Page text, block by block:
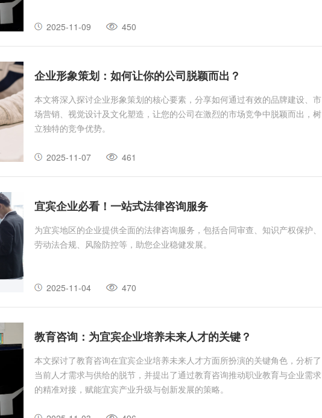
2025-11-09 450
企业形象策划：如何让你的公司脱颖而出？
本文将深入探讨企业形象策划的核心要素，分享如何通过有效的品牌建设、市
场营销、视觉设计及文化塑造，让您的公司在激烈的市场竞争中脱颖而出，树
立独特的竞争优势。
2025-11-07 461
宜宾企业必看！一站式法律咨询服务
为宜宾地区的企业提供全面的法律咨询服务，包括合同审查、知识产权保护、
劳动法合规、风险防控等，助您企业稳健发展。
2025-11-04 470
教育咨询：为宜宾企业培养未来人才的关键？
本文探讨了教育咨询在宜宾企业培养未来人才方面所扮演的关键角色，分析了
当前人才需求与供给的脱节，并提出了通过教育咨询推动职业教育与企业需求
的精准对接，赋能宜宾产业升级与创新发展的策略。